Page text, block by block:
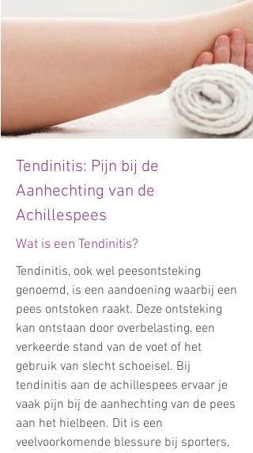
Tendinitis: Pijn bij de
Aanhechting van de
Achillespees
Wat is een Tendinitis?
Tendinitis, ook wel peesontsteking
genoemd, is een aandoening waarbij een
pees ontstoken raakt. Deze ontsteking
kan ontstaan door overbelasting, een
verkeerde stand van de voet of het
gebruik van slecht schoeisel. Bij
tendinitis aan de achillespees ervaar je
vaak pijn bij de aanhechting van de pees
aan het hielbeen. Dit is een
veelvoorkomende blessure bij sporters,